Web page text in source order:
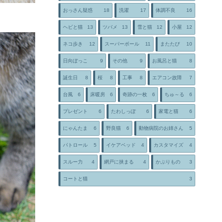
おっさん疑惑 18 洗濯 17 体調不良 16
ヘビと猫 13 ツバメ 13 雪と猫 12 小屋 12
ネコ歩き 12 スーパーボール 11 またたび 10
日向ぼっこ 9 その他 9 お風呂と猫 8
誕生日 8 桜 8 工事 8 エアコン故障 7
台風 6 床暖房 6 奇跡の一枚 6 ちゅ～る 6
プレゼント 6 たわしっぽ 6 家電と猫 6
にゃんたま 6 野良猫 6 動物病院のお姉さん 5
パトロール 5 イケアベッド 4 カスタマイズ 4
スルー力 4 網戸に挟まる 4 かぶりもの 3
コートと猫 3